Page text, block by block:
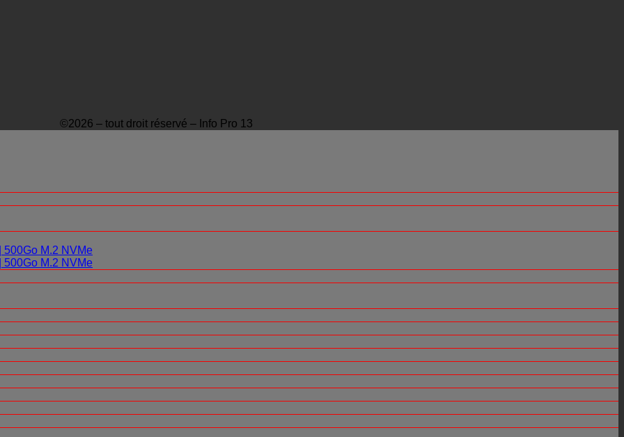
©2026 – tout droit réservé – Info Pro 13
500Go M.2 NVMe
500Go M.2 NVMe